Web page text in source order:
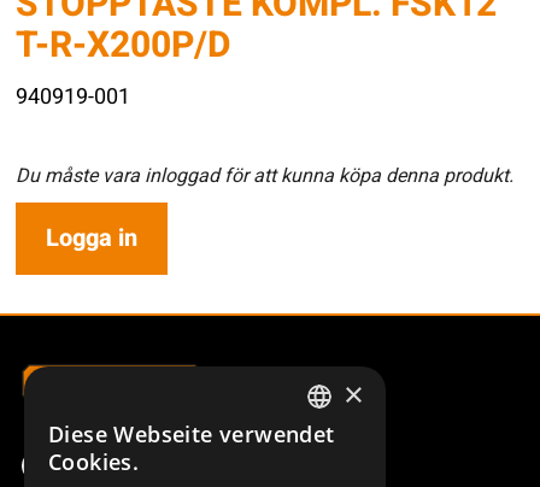
T-R-X200P/D
940919-001
Du måste vara inloggad för att kunna köpa denna produkt.
Logga in
SWEDISH
×
Diese Webseite verwendet
Cookies.